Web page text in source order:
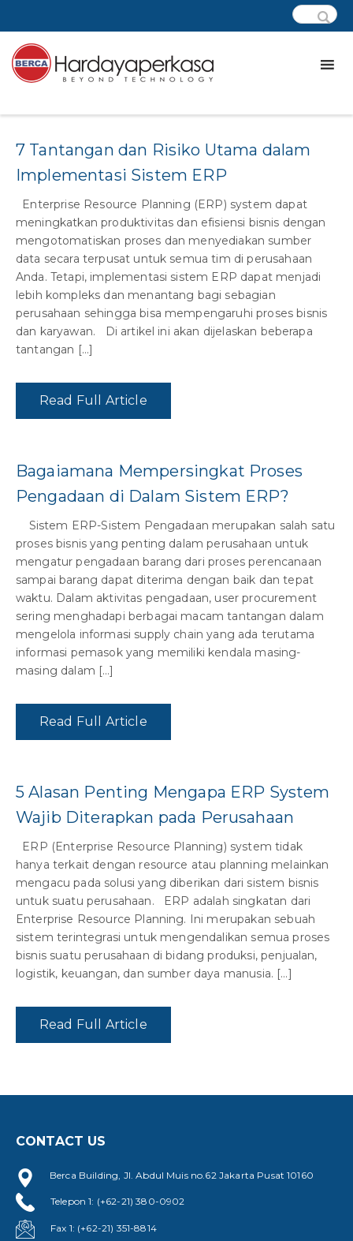
7 Tantangan dan Risiko Utama dalam
Implementasi Sistem ERP
Enterprise Resource Planning (ERP) system dapat
meningkatkan produktivitas dan efisiensi bisnis dengan
mengotomatiskan proses dan menyediakan sumber
data secara terpusat untuk semua tim di perusahaan
Anda. Tetapi, implementasi sistem ERP dapat menjadi
lebih kompleks dan menantang bagi sebagian
perusahaan sehingga bisa mempengaruhi proses bisnis
dan karyawan. Di artikel ini akan dijelaskan beberapa
tantangan […]
Read Full Article
Bagaiamana Mempersingkat Proses
Pengadaan di Dalam Sistem ERP?
Sistem ERP-Sistem Pengadaan merupakan salah satu
proses bisnis yang penting dalam perusahaan untuk
mengatur pengadaan barang dari proses perencanaan
sampai barang dapat diterima dengan baik dan tepat
waktu. Dalam aktivitas pengadaan, user procurement
sering menghadapi berbagai macam tantangan dalam
mengelola informasi supply chain yang ada terutama
informasi pemasok yang memiliki kendala masing-
masing dalam […]
Read Full Article
5 Alasan Penting Mengapa ERP System
Wajib Diterapkan pada Perusahaan
ERP (Enterprise Resource Planning) system tidak
hanya terkait dengan resource atau planning melainkan
mengacu pada solusi yang diberikan dari sistem bisnis
untuk suatu perusahaan. ERP adalah singkatan dari
Enterprise Resource Planning. Ini merupakan sebuah
sistem terintegrasi untuk mengendalikan semua proses
bisnis suatu perusahaan di bidang produksi, penjualan,
logistik, keuangan, dan sumber daya manusia. […]
Read Full Article
CONTACT US
Berca Building, Jl. Abdul Muis no.62 Jakarta Pusat 10160
Telepon 1: (+62-21) 380-0902
Fax 1: (+62-21) 351-8814